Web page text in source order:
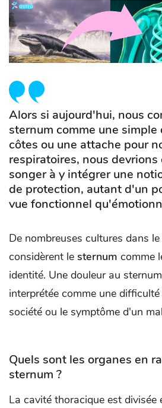
Alors si aujourd'hui, nous
sternum comme une
côtes ou une attache pour
respiratoires, nous
songer à y intégrer une
de protection, autant d'un
vue fonctionnel
De nombreuses cultures dans
considèrent le sternum comme
identité. Une douleur au
interprétée comme une
société ou le symptôme d'un
Quels sont les organes en
sternum ?
La cavité thoracique est divisée